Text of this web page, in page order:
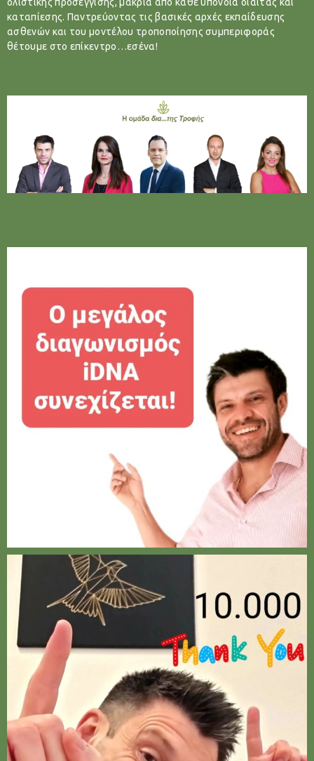
ολιστικής προσέγγισης, μακριά από κάθε υπόνοια δίαιτας και
καταπίεσης. Παντρεύοντας τις βασικές αρχές εκπαίδευσης
ασθενών και του μοντέλου τροποποίησης συμπεριφοράς
θέτουμε στο επίκεντρο…εσένα!